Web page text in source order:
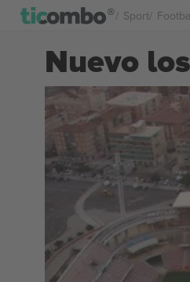
Sport
Nuevo